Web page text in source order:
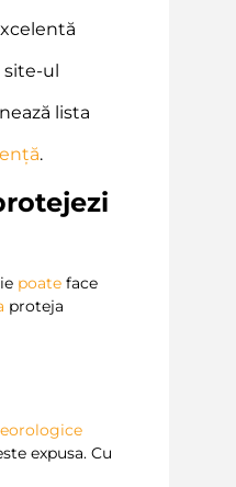
ul
lista
.
poate face
proteja
expusa. Cu